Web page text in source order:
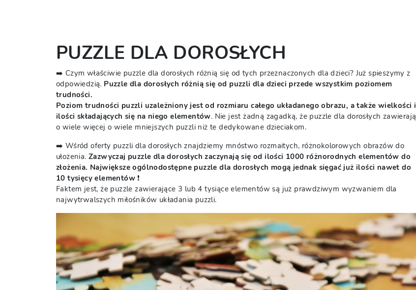
PUZZLE DLA DOROSŁYCH
➡️ Czym właściwie puzzle dla dorosłych różnią się od tych przeznaczonych dla dzieci? Już spieszymy z
odpowiedzią. Puzzle dla dorosłych różnią się od puzzli dla dzieci przede wszystkim poziomem
trudności.
Poziom trudności puzzli uzależniony jest od rozmiaru całego układanego obrazu, a także wielkości i
ilości składających się na niego elementów. Nie jest żadną zagadką, że puzzle dla dorosłych zawierają
o wiele więcej o wiele mniejszych puzzli niż te dedykowane dzieciakom.
➡️ Wśród oferty puzzli dla dorosłych znajdziemy mnóstwo rozmaitych, różnokolorowych obrazów do
ułożenia. Zazwyczaj puzzle dla dorosłych zaczynają się od ilości 1000 różnorodnych elementów do
złożenia. Największe ogólnodostępne puzzle dla dorosłych mogą jednak sięgać już ilości nawet do
10 tysięcy elementów ❗️
Faktem jest, że puzzle zawierające 3 lub 4 tysiące elementów są już prawdziwym wyzwaniem dla
najwytrwalszych miłośników układania puzzli.